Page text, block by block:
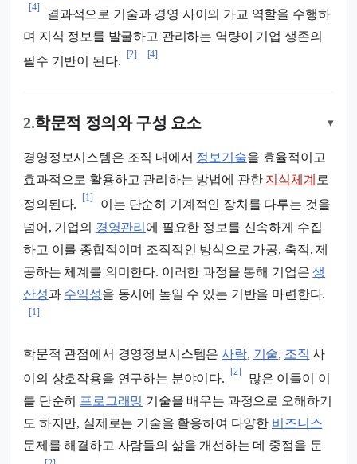
[4]
결과적으로 기술과 경영 사이의 가교 역할을 수행하
며 지식 정보를 발굴하고 관리하는 역량이 기업 생존의
필수 기반이 된다.
[2] [4]
2.학문적 정의와 구성 요소 ▾
경영정보시스템은 조직 내에서 정보기술을 효율적이고
효과적으로 활용하고 관리하는 방법에 관한 지식체계 로
정의된다.
[1]
이는 단순히 기계적인 장치를 다루는 것을
넘어, 기업의 경영관리 에 필요한 정보를 신속하게 수집
하고 이를 종합적이며 조직적인 방식으로 가공, 축적, 제
공하는 체계를 의미한다. 이러한 과정을 통해 기업은생
산성과 수익성을 동시에 높일 수 있는 기반을 마련한다.
[1]
학문적 관점에서 경영정보시스템은사람, 기술, 조직 사
이의 상호작용을 연구하는 분야이다.
[2]
많은 이들이 이
를 단순히
프로그래밍 기술을 배우는 과정으로 오해하기
도 하지만, 실제로는 기술을 활용하여 다양한 비즈니스
문제를 해결하고 사람들의 삶을 개선하는 데 중점을 둔